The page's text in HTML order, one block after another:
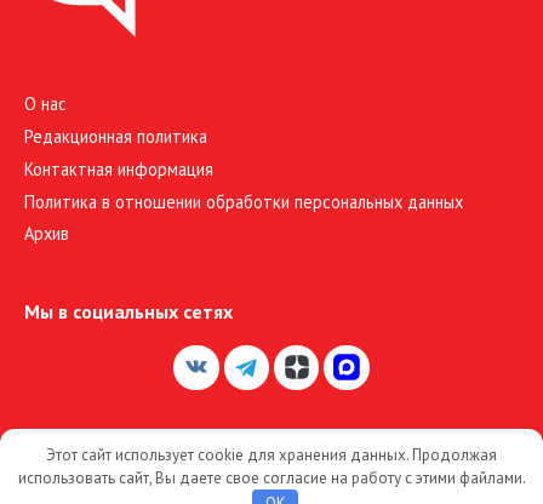
О нас
Редакционная политика
Контактная информация
Политика в отношении обработки персональных данных
Архив
Мы в социальных сетях
© 2026 Большое Радио
Этот сайт использует cookie для хранения данных. Продолжая
использовать сайт, Вы даете свое согласие на работу с этими файлами.